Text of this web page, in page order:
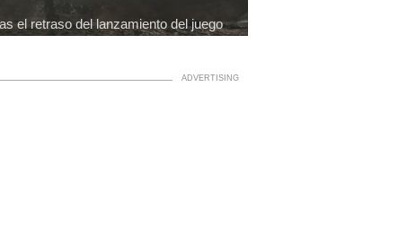
el retraso del lanzamiento del juego